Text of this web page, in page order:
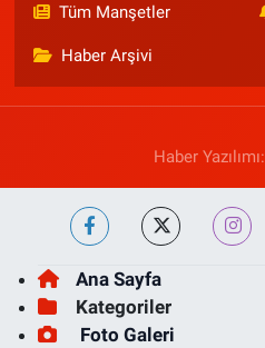
Tüm Manşetler
Haber Arşivi
Haber Yazılımı:
Ana Sayfa
Kategoriler
Foto Galeri